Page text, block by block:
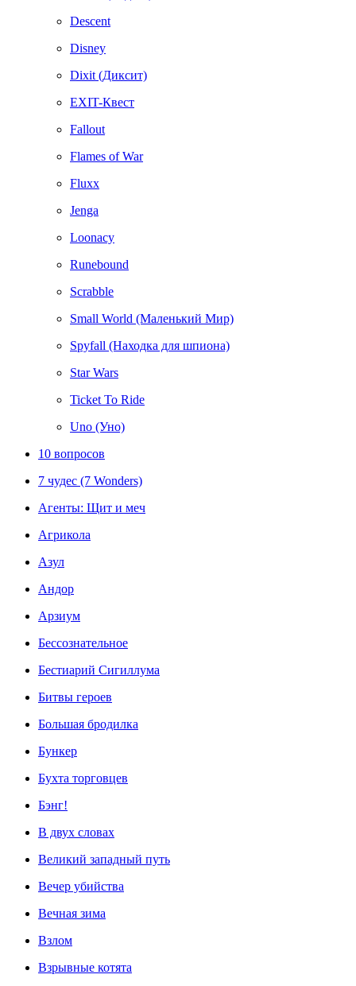
Descent
Disney
Dixit (Диксит)
EXIT-Квест
Fallout
Flames of War
Fluxx
Jenga
Loonacy
Runebound
Scrabble
Small World (Маленький Мир)
Spyfall (Находка для шпиона)
Star Wars
Ticket To Ride
Uno (Уно)
10 вопросов
7 чудес (7 Wonders)
Агенты: Щит и меч
Агрикола
Азул
Андор
Арзиум
Бессознательное
Бестиарий Сигиллума
Битвы героев
Большая бродилка
Бункер
Бухта торговцев
Бэнг!
В двух словах
Великий западный путь
Вечер убийства
Вечная зима
Взлом
Взрывные котята